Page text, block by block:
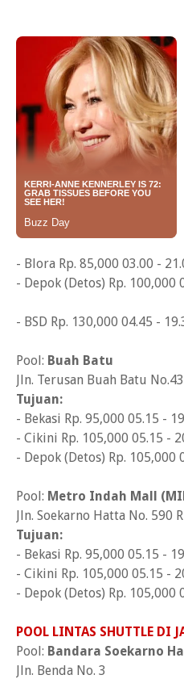
- Blora Rp. 85,000 03.00 -
- Depok (Detos) Rp. 100,000
- BSD Rp. 130,000 04.45 -
Pool: Buah Batu
Jln. Terusan Buah Batu No.43
Tujuan:
- Bekasi Rp. 95,000 05.15 -
- Cikini Rp. 105,000 05.15 -
- Depok (Detos) Rp. 105,000
Pool: Metro Indah Mall
Jln. Soekarno Hatta No. 590
Tujuan:
- Bekasi Rp. 95,000 05.15 -
- Cikini Rp. 105,000 05.15 -
- Depok (Detos) Rp. 105,000
POOL LINTAS SHUTTLE DI
Pool: Bandara Soekarno
Jln. Benda No. 3